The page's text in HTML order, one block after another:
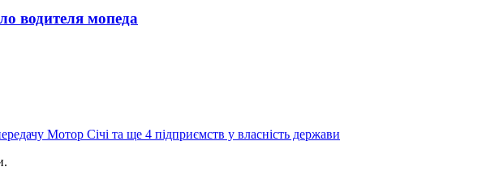
водителя мопеда
Мотор Січі та ще 4 підприємств у власність держави